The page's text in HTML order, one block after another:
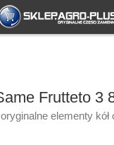
Frutteto 3
elementy